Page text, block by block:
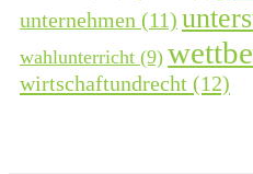
unternehmen (11)
wahlunterricht (9)
wirtschaftundrecht (12)